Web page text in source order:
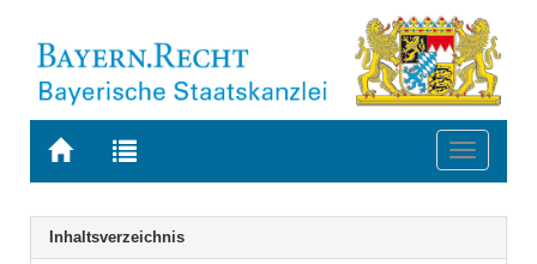
Zur
BAYERN.RECHT
Zur
letzten
Suche
Toggle
Navigation
Inhaltsverzeichnis